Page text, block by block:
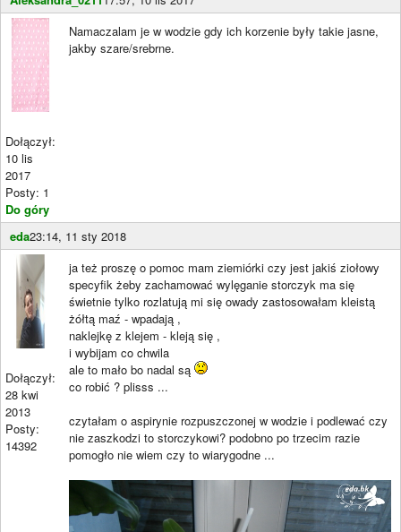
Dołączył:
10 lis
2017
Posty: 1
Do góry
Namaczalam je w wodzie gdy ich korzenie były takie jasne,
jakby szare/srebrne.
eda23:14, 11 sty 2018
Dołączył:
28 kwi
2013
Posty:
14392
ja też proszę o pomoc mam ziemiórki czy jest jakiś ziołowy
specyfik żeby zachamować wylęganie storczyk ma się
świetnie tylko rozlatują mi się owady zastosowałam kleistą
żółtą maź - wpadają ,
naklejkę z klejem - kleją się ,
i wybijam co chwila
ale to mało bo nadal są
co robić ? plisss ...
czytałam o aspirynie rozpuszczonej w wodzie i podlewać czy
nie zaszkodzi to storczykowi? podobno po trzecim razie
pomogło nie wiem czy to wiarygodne ...